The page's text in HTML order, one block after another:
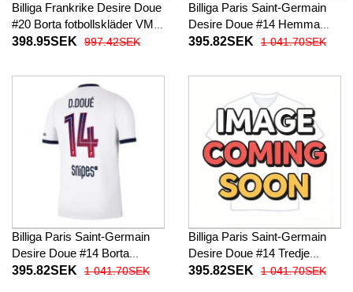
Billiga Frankrike Desire Doue
#20 Borta fotbollskläder VM
2026 Kortärmad
398.95SEK 997.42SEK
Billiga Paris Saint-Germain
Desire Doue #14 Hemma
fotbollskläder 2026-27
395.82SEK 1 041.70SEK
Billiga Paris Saint-Germain
Desire Doue #14 Borta
fotbollskläder 2026-27
395.82SEK 1 041.70SEK
Billiga Paris Saint-Germain
Desire Doue #14 Tredje
fotbollskläder 2026-27
395.82SEK 1 041.70SEK